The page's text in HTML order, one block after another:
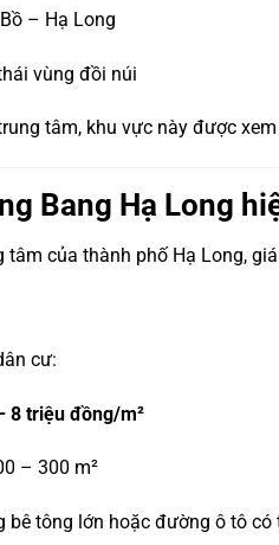
– Hạ Long
vùng đồi núi
tâm, khu vực này được
Bang Hạ Long
tâm của thành phố Hạ Long,
cư:
8 triệu đồng/m²
– 300 m²
tông lớn hoặc đường ô tô có